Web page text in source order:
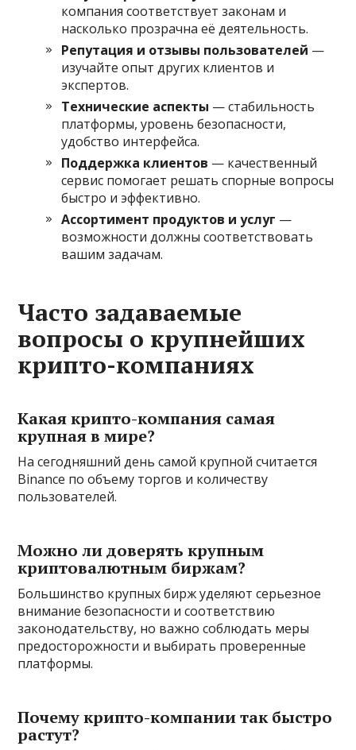
компания соответствует законам и
насколько прозрачна её деятельность.
Репутация и отзывы пользователей —
изучайте опыт других клиентов и
экспертов.
Технические аспекты — стабильность
платформы, уровень безопасности,
удобство интерфейса.
Поддержка клиентов — качественный
сервис помогает решать спорные вопросы
быстро и эффективно.
Ассортимент продуктов и услуг —
возможности должны соответствовать
вашим задачам.
Часто задаваемые
вопросы о крупнейших
крипто-компаниях
Какая крипто-компания самая
крупная в мире?
На сегодняшний день самой крупной считается
Binance по объему торгов и количеству
пользователей.
Можно ли доверять крупным
криптовалютным биржам?
Большинство крупных бирж уделяют серьезное
внимание безопасности и соответствию
законодательству, но важно соблюдать меры
предосторожности и выбирать проверенные
платформы.
Почему крипто-компании так быстро
растут?